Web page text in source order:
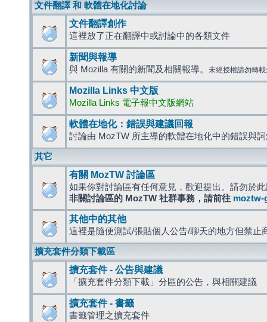
文件翻譯 和 軟體在地化討論
文件翻譯創作
這裡放了正在翻譯中或討論中的各類文件
新聞與報導
與 Mozilla 有關的新聞及相關報導。 未經授權請勿轉
Mozilla Links 中文版
Mozilla Links 電子報中文版網站
軟體在地化：錯誤與建議回報
討論由 MozTW 所主導的軟體在地化中的錯誤與
其它
有關 MozTW 討論區
如果你對討論區有任何意見，歡迎提出。請勿於
非關討論區的 MozTW 社群事務，請前往 moztw-
其他中的其他
這裡是隨便測試/張貼個人公告/聊天的地方但禁止
擴充套件分類下載區
擴充套件 - 公告與建議
「擴充套件分類下載」分區的公告，與相關建議
擴充套件 - 書籤
書籤管理之擴充套件